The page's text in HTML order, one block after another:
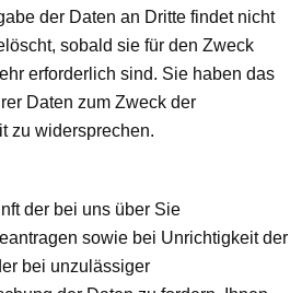
der Daten an Dritte findet nicht
sobald sie für den Zweck
erforderlich sind. Sie haben das
Daten zum Zweck der
zu widersprechen.
der bei uns über Sie
sowie bei Unrichtigkeit der
bei unzulässiger